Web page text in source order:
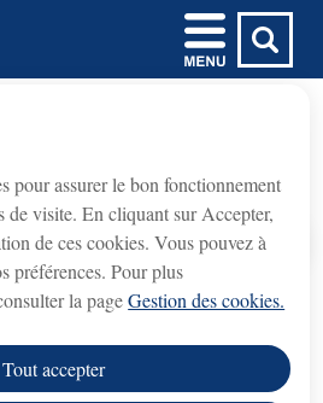
pour assurer le bon fonctionnement
de visite. En cliquant sur Accepter,
de ces cookies. Vous pouvez à
préférences. Pour plus
la pageGestion des cookies.
Tout accepter
Consulter le
plan du site
𝗱𝘂
𝘀𝘂𝗿 𝗴𝗮𝗴𝗲)
(prêt sur gage)
août au lundi 31 août 2026
lundi 7 septembre 2026, aux
Menu principal
Menu
proposées à vos
vacances scolaires